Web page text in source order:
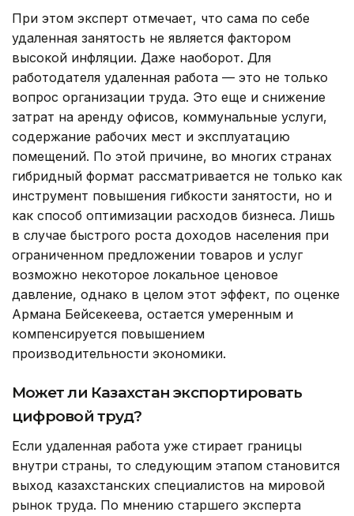
При этом эксперт отмечает, что сама по себе
удаленная занятость не является фактором
высокой инфляции. Даже наоборот. Для
работодателя удаленная работа — это не только
вопрос организации труда. Это еще и снижение
затрат на аренду офисов, коммунальные услуги,
содержание рабочих мест и эксплуатацию
помещений. По этой причине, во многих странах
гибридный формат рассматривается не только как
инструмент повышения гибкости занятости, но и
как способ оптимизации расходов бизнеса. Лишь
в случае быстрого роста доходов населения при
ограниченном предложении товаров и услуг
возможно некоторое локальное ценовое
давление, однако в целом этот эффект, по оценке
Армана Бейсекеева, остается умеренным и
компенсируется повышением
производительности экономики.
Может ли Казахстан экспортировать
цифровой труд?
Если удаленная работа уже стирает границы
внутри страны, то следующим этапом становится
выход казахстанских специалистов на мировой
рынок труда. По мнению старшего эксперта